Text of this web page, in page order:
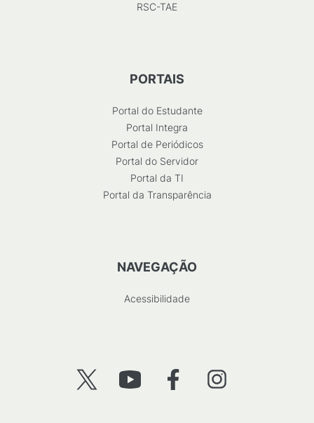
RSC-TAE
PORTAIS
Portal do Estudante
Portal Integra
Portal de Periódicos
Portal do Servidor
Portal da TI
Portal da Transparência
NAVEGAÇÃO
Acessibilidade